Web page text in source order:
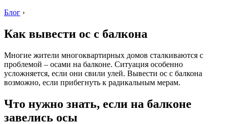
Блог ›
Как вывести ос с балкона
Многие жители многоквартирных домов сталкиваются с
проблемой – осами на балконе. Ситуация особенно
усложняется, если они свили улей. Вывести ос с балкона
возможно, если прибегнуть к радикальным мерам.
Что нужно знать, если на балконе
завелись осы